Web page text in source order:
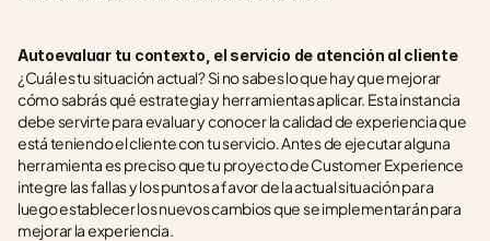
Autoevaluar tu contexto, el servicio de atención al cliente
¿Cuál es tu situación actual? Si no sabes lo que hay que mejorar
cómo sabrás qué estrategia y herramientas aplicar. Esta instancia
debe servirte para evaluar y conocer la calidad de experiencia que
está teniendo el cliente con tu servicio. Antes de ejecutar alguna
herramienta es preciso que tu proyecto de Customer Experience
integre las fallas y los puntos a favor de la actual situación para
luego establecer los nuevos cambios que se implementarán para
mejorar la experiencia.